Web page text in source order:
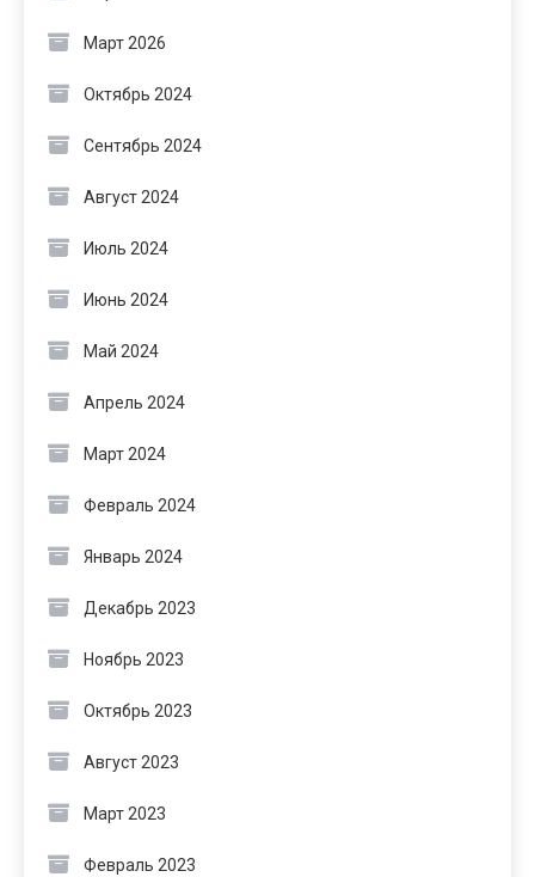
Март 2026
Октябрь 2024
Сентябрь 2024
Август 2024
Июль 2024
Июнь 2024
Май 2024
Апрель 2024
Март 2024
Февраль 2024
Январь 2024
Декабрь 2023
Ноябрь 2023
Октябрь 2023
Август 2023
Март 2023
Февраль 2023